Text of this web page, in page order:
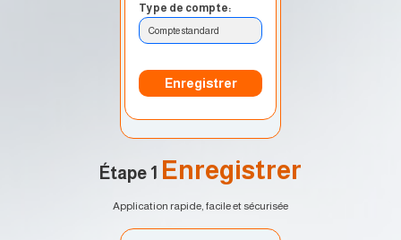
Type de compte:
Compte standard
Enregistrer
Étape 1 Enregistrer
Application rapide, facile et sécurisée